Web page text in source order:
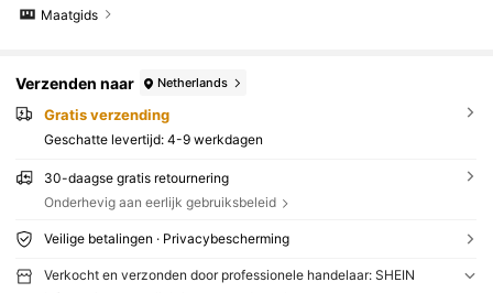
Maatgids
Verzenden naar Netherlands
Gratis verzending
Geschatte levertijd: 4-9 werkdagen
30-daagse gratis retournering
Onderhevig aan eerlijk gebruiksbeleid
Veilige betalingen · Privacybescherming
Verkocht en verzonden door professionele handelaar: SHEIN